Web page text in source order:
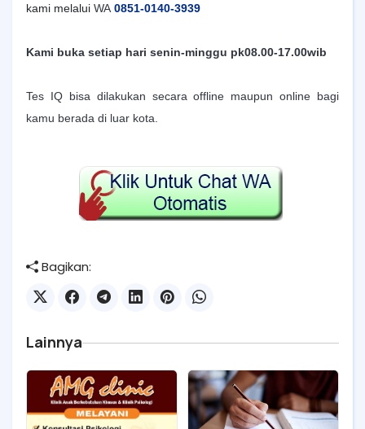
kami melalui WA 0851-0140-3939
Kami buka setiap hari senin-minggu pk08.00-17.00wib
Tes IQ bisa dilakukan secara offline maupun online bagi
kamu berada di luar kota.
Bagikan:
Lainnya